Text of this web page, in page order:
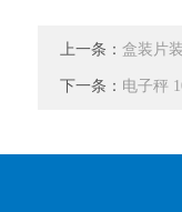
上一条： 盒装片
下一条： 电子秤